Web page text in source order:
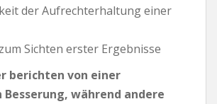
der Aufrechterhaltung einer
Sichten erster Ergebnisse
berichten von einer
während andere